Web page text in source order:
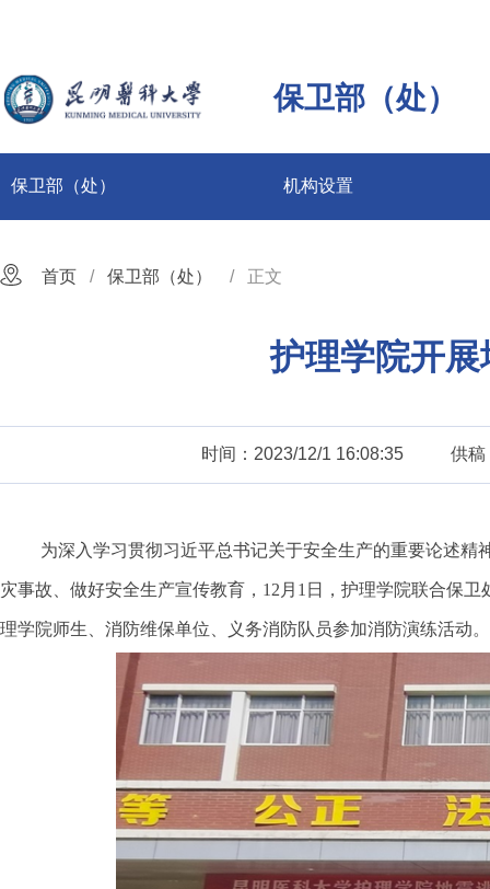
保卫部（处）
保卫部（处） 机构设置
首页 保卫部（处） 正文
护理学院开
时间：2023/12/1 16:08:35 供稿
为深入学习贯彻习近平总书记关于安全生产的重要论述
灾事故、做好安全生产宣传教育， 12 月 1 日，护理学院联合保卫
理学院师生、消防维保单位、义务消防队员参加消防演练活动。